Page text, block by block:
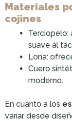
Materiales
cojines
Terciopelo:
suave al
Lona:
Cuero
moderno.
En cuanto a los
variar desde